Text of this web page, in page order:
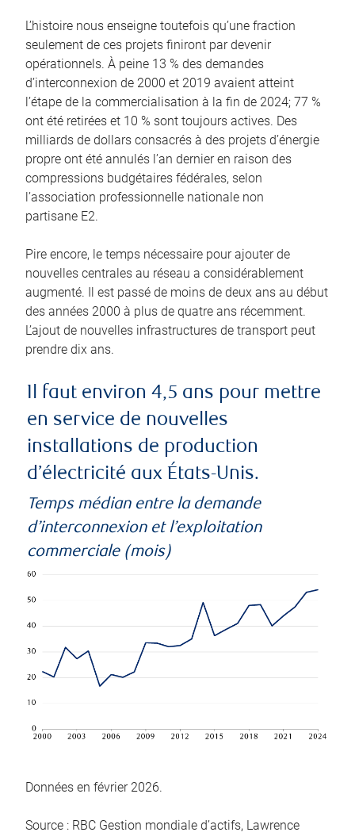
L’histoire nous enseigne toutefois qu’une fraction
seulement de ces projets finiront par devenir
opérationnels. À peine 13 % des demandes
d’interconnexion de 2000 et 2019 avaient atteint
l’étape de la commercialisation à la fin de 2024; 77 %
ont été retirées et 10 % sont toujours actives. Des
milliards de dollars consacrés à des projets d’énergie
propre ont été annulés l’an dernier en raison des
compressions budgétaires fédérales, selon
l’association professionnelle nationale non
partisane E2.
Pire encore, le temps nécessaire pour ajouter de
nouvelles centrales au réseau a considérablement
augmenté. Il est passé de moins de deux ans au début
des années 2000 à plus de quatre ans récemment.
L’ajout de nouvelles infrastructures de transport peut
prendre dix ans.
Il faut environ 4,5 ans pour mettre
en service de nouvelles
installations de production
d’électricité aux États-Unis.
Temps médian entre la demande
d’interconnexion et l’exploitation
commerciale (mois)
Données en février 2026.
Source : RBC Gestion mondiale d’actifs, Lawrence